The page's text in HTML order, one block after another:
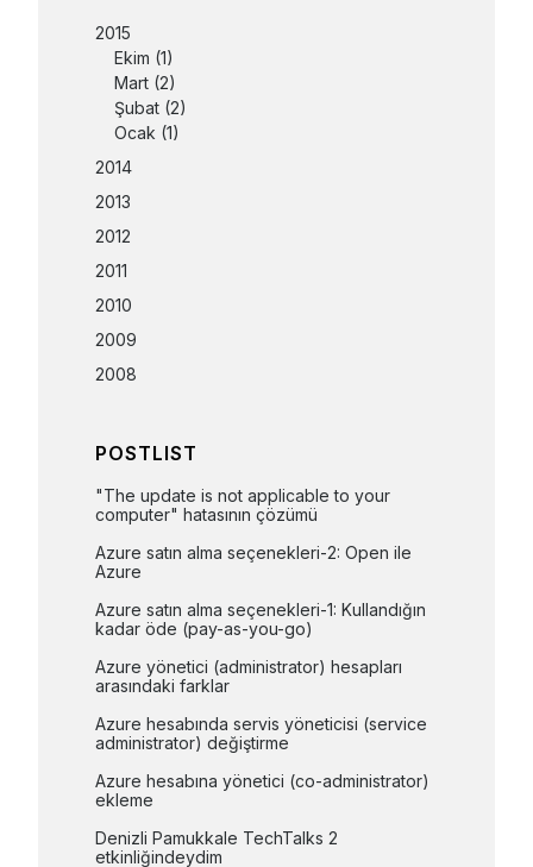
2015
Ekim (1)
Mart (2)
Şubat (2)
Ocak (1)
2014
2013
2012
2011
2010
2009
2008
POSTLIST
"The update is not applicable to your
computer" hatasının çözümü
Azure satın alma seçenekleri-2: Open ile
Azure
Azure satın alma seçenekleri-1: Kullandığın
kadar öde (pay-as-you-go)
Azure yönetici (administrator) hesapları
arasındaki farklar
Azure hesabında servis yöneticisi (service
administrator) değiştirme
Azure hesabına yönetici (co-administrator)
ekleme
Denizli Pamukkale TechTalks 2
etkinliğindeydim